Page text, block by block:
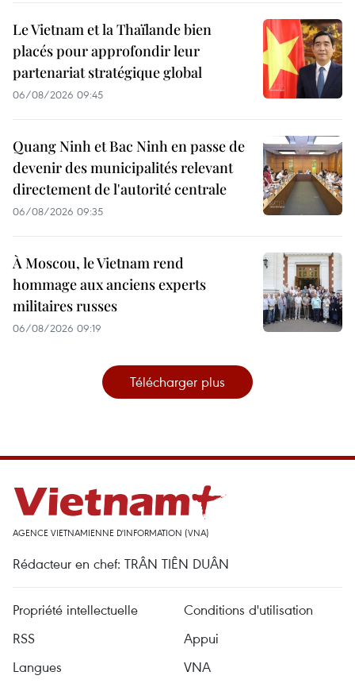
Le Vietnam et la Thaïlande bien
placés pour approfondir leur
partenariat stratégique global
06/08/2026 09:45
Quang Ninh et Bac Ninh en passe de
devenir des municipalités relevant
directement de l'autorité centrale
06/08/2026 09:35
À Moscou, le Vietnam rend
hommage aux anciens experts
militaires russes
06/08/2026 09:19
Télécharger plus
AGENCE VIETNAMIENNE D'INFORMATION (VNA)
Rédacteur en chef: TRÂN TIÊN DUÂN
Propriété intellectuelle
Conditions d'utilisation
RSS
Appui
Langues
VNA